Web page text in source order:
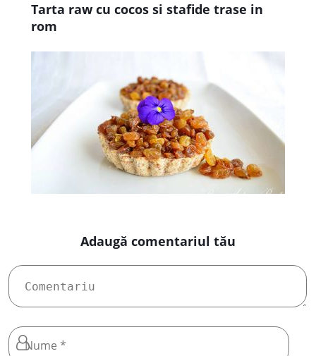
Tarta raw cu cocos si stafide trase in
rom
Adaugă comentariul tău